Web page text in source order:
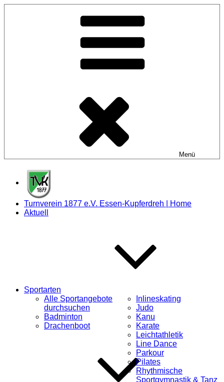
Menü
Turnverein 1877 e.V. Essen-Kupferdreh | Home
Aktuell
Sportarten
Alle Sportangebote
durchsuchen
Badminton
Drachenboot
Inlineskating
Judo
Kanu
Karate
Leichtathletik
Line Dance
Parkour
Pilates
Rhythmische
Sportgymnastik & Tanz